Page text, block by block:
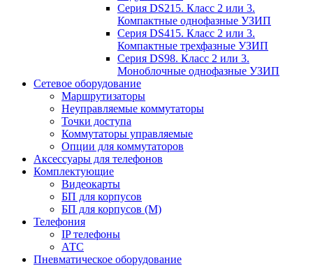
Серия DS215. Класс 2 или 3.
Компактные однофазные УЗИП
Серия DS415. Класс 2 или 3.
Компактные трехфазные УЗИП
Серия DS98. Класс 2 или 3.
Моноблочные однофазные УЗИП
Сетевое оборудование
Маршрутизаторы
Неуправляемые коммутаторы
Точки доступа
Коммутаторы управляемые
Опции для коммутаторов
Аксессуары для телефонов
Комплектующие
Видеокарты
БП для корпусов
БП для корпусов (М)
Телефония
IP телефоны
АТС
Пневматическое оборудование